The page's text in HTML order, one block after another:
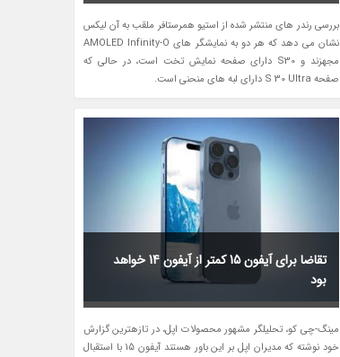
بررسی رندر های منتشر شده از استیو همرستافر ملقب به آن لیکس
نشان می دهد که هر دو به نمایشگر های AMOLED Infinity-O
مجهزند و S30 دارای صفحه نمایش تخت است، در حالی که
صفحه S 30 Ultra دارای لبه های منحنی است.
تقاضا برای آیفون 15 کمتر از آیفون 14 خواهد
بود
مینگ-چی کو، تحلیلگر مشهور محصولات اپل، در تازهترین گزارش
خود نوشته که مدیران اپل بر این باور هستند آیفون 15 با استقبال